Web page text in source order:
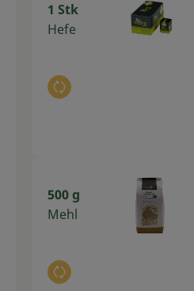
1 Stk
Hefe
Auswahl ändern
500 g
Mehl
Auswahl ändern